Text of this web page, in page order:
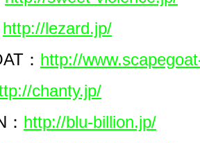
http://lezard.jp/
： http://
chanty.jp/
： http://blu-billion.jp/